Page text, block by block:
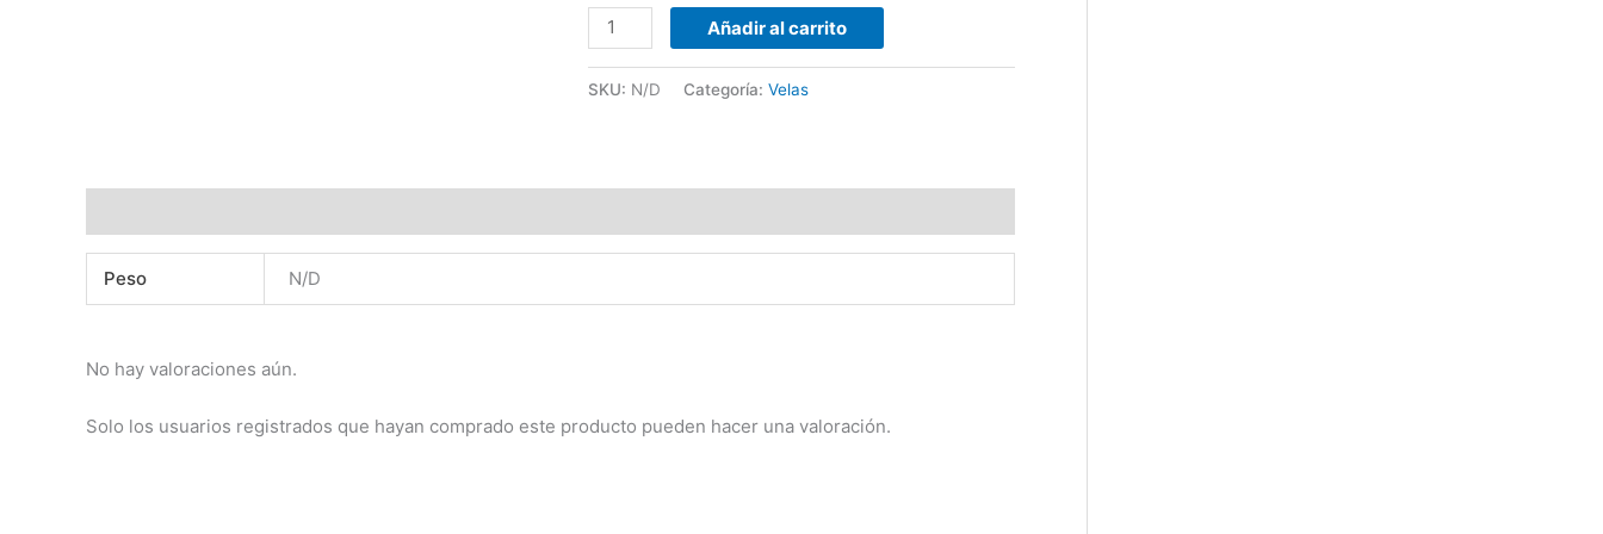
Añadir al carrito
SKU: N/D Categoría: Velas
Peso N/D
No hay valoraciones aún.
Solo los usuarios registrados que hayan comprado este producto pueden hacer una valoración.